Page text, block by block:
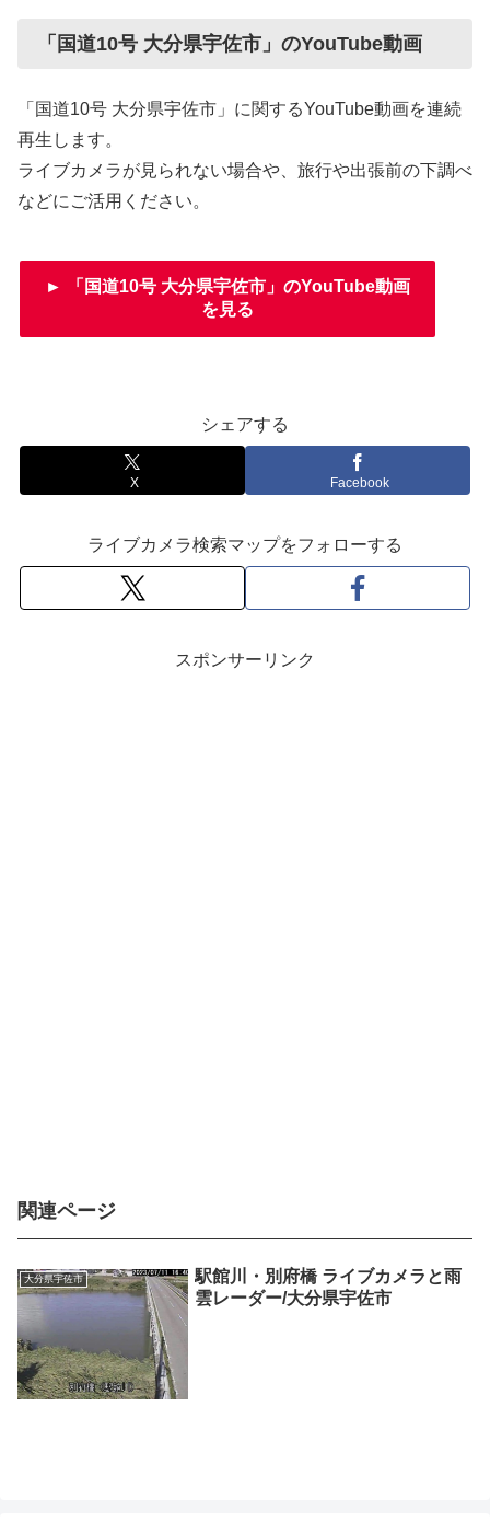
「国道10号 大分県宇佐市」のYouTube動画
「国道10号 大分県宇佐市」に関するYouTube動画を連続
再生します。
ライブカメラが見られない場合や、旅行や出張前の下調べ
などにご活用ください。
► 「国道10号 大分県宇佐市」のYouTube動画
を見る
シェアする
X Facebook
ライブカメラ検索マップをフォローする
スポンサーリンク
関連ページ
大分県宇佐市
駅館川・別府橋 ライブカメラと雨
雲レーダー/大分県宇佐市